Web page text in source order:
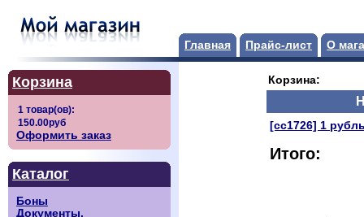
Главная Прайс-лист О
Корзина
Оформить заказ
Каталог
Боны
Документы.
Корзина:
[сс1726] 1
Итого: